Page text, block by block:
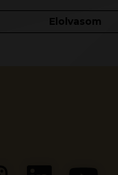
Elolvasom